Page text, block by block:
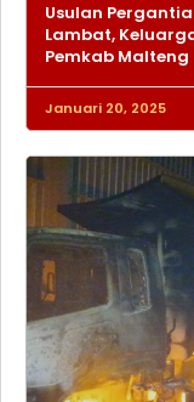
Usulan
Lambat,
Pemkab Malteng
Januari 20, 2025